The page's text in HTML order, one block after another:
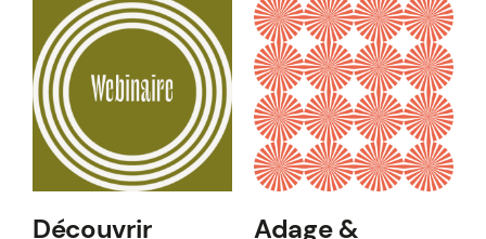
Découvrir
Adage &